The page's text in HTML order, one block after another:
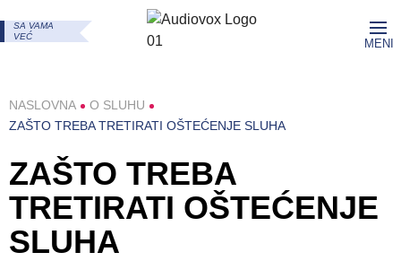
SA VAMA
VEĆ
MENI
NASLOVNA
O SLUHU
ZAŠTO TREBA TRETIRATI OŠTEĆENJE SLUHA
ZAŠTO TREBA
TRETIRATI OŠTEĆENJE
SLUHA